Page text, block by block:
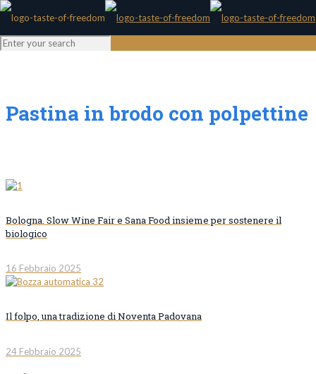
Pastina in brodo con polpettine
Bologna. Slow Wine Fair e Sana Food insieme per sostenere il
biologico
16 Febbraio 2025
Il folpo, una tradizione di Noventa Padovana
24 Febbraio 2025